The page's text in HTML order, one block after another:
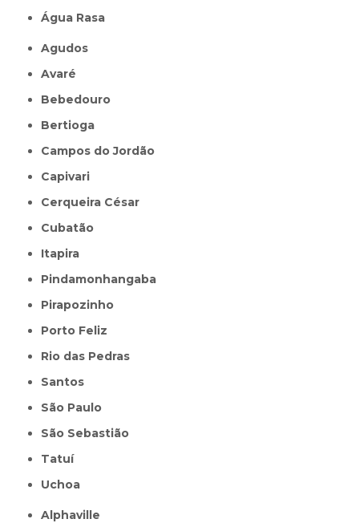
Água Rasa
Agudos
Avaré
Bebedouro
Bertioga
Campos do Jordão
Capivari
Cerqueira César
Cubatão
Itapira
Pindamonhangaba
Pirapozinho
Porto Feliz
Rio das Pedras
Santos
São Paulo
São Sebastião
Tatuí
Uchoa
Alphaville